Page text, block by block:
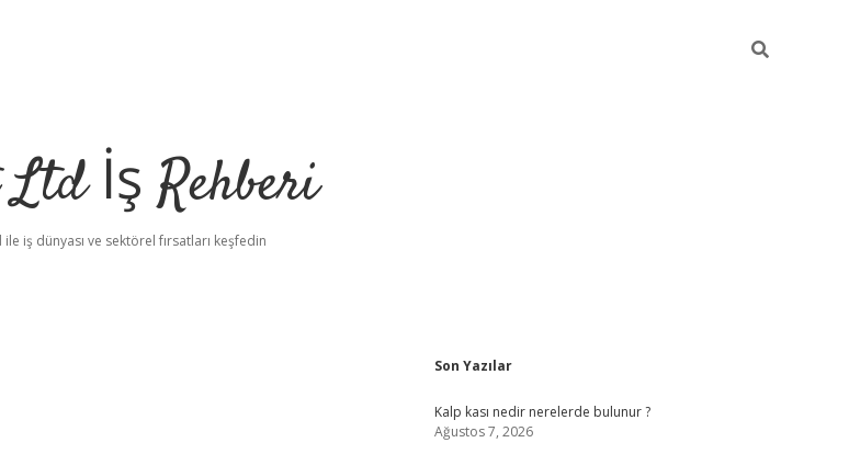
İş Rehberi
ile iş dünyası ve sektörel fırsatları keşfedin
Sidebar
Son Yazılar
Kalp kası nedir nerelerde bulunur ?
Ağustos 7, 2026